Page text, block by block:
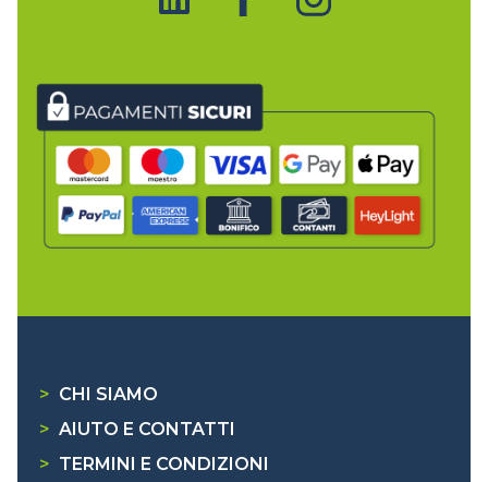
> CHI SIAMO
> AIUTO E CONTATTI
> TERMINI E CONDIZIONI